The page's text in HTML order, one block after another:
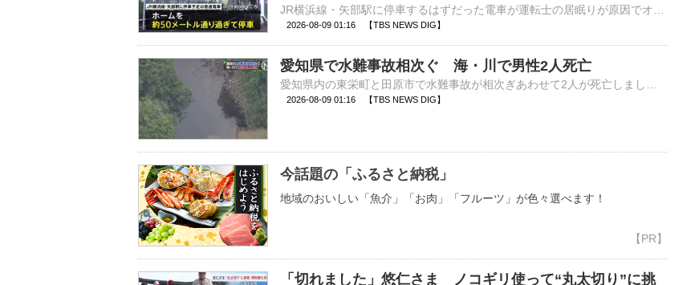
2026-08-09 01:16 【TBS NEWS DIG】
愛知県で水難事故相次ぐ 海・川で男性2人死亡
2026-08-09 01:16 【TBS NEWS DIG】
今話題の「ふるさと納税」
地域のおいしい「魚介」「お肉」「フルーツ」が色々選べます！
「切れました」悠仁さま ノコギリ使って“丸太切り”に挑